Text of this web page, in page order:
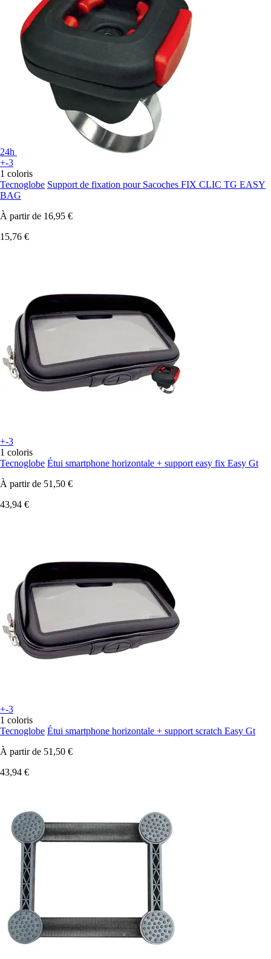
24h
+-3
1 coloris
Tecnoglobe Support de fixation pour Sacoches FIX CLIC TG EASY
BAG
À partir de 16,95 €
15,76 €
+-3
1 coloris
Tecnoglobe Étui smartphone horizontale + support easy fix Easy Gt
À partir de 51,50 €
43,94 €
+-3
1 coloris
Tecnoglobe Étui smartphone horizontale + support scratch Easy Gt
À partir de 51,50 €
43,94 €